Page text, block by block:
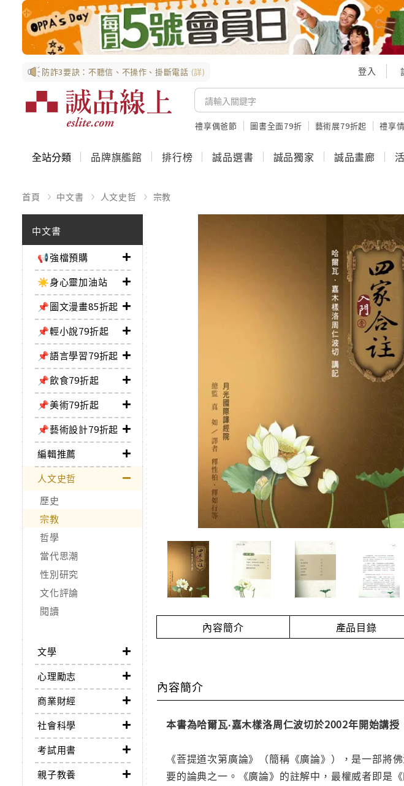
防詐3要訣：不聽信、不操作、掛斷電話 (詳) 登入
禮享偶爸節 圖書全面79折 藝術展79折起 禮享
全站分類 品牌旗艦館 排行榜 誠品選書 誠品獨家 誠品畫廊
首頁 中文書 人文史哲 宗教
中文書
📢強檔預購
☀️身心靈加油站
📌圖文漫畫85折起
📌輕小說79折起
📌語言學習79折起
📌飲食79折起
📌美術79折起
📌藝術設計79折起
編輯推薦
人文史哲
歷史
宗教
哲學
當代思潮
性別研究
文化評論
閱讀
文學
心理勵志
商業財經
社會科學
考試用書
親子教養
內容簡介 產品目錄
內容簡介
本書為哈爾瓦‧嘉木樣洛周仁波切於2002年開始講
《菩提道次第廣論》（簡稱《廣論》），是一部將
要的論典之一。《廣論》的註解中，最權威者即是